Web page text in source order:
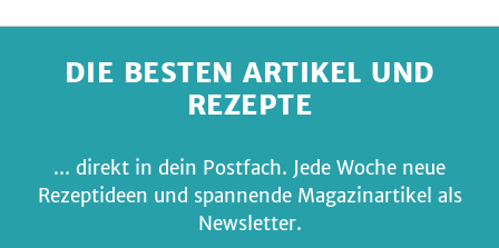
Paprika
DIE BESTEN ARTIKEL UND
REZEPTE
... direkt in dein Postfach. Jede Woche neue
Rezeptideen und spannende Magazinartikel als
Newsletter.